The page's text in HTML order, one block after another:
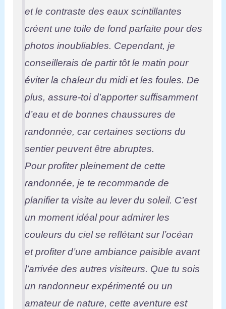
et le contraste des eaux scintillantes
créent une toile de fond parfaite pour des
photos inoubliables. Cependant, je
conseillerais de partir tôt le matin pour
éviter la chaleur du midi et les foules. De
plus, assure-toi d’apporter suffisamment
d’eau et de bonnes chaussures de
randonnée, car certaines sections du
sentier peuvent être abruptes.
Pour profiter pleinement de cette
randonnée, je te recommande de
planifier ta visite au lever du soleil. C’est
un moment idéal pour admirer les
couleurs du ciel se reflétant sur l’océan
et profiter d’une ambiance paisible avant
l’arrivée des autres visiteurs. Que tu sois
un randonneur expérimenté ou un
amateur de nature, cette aventure est